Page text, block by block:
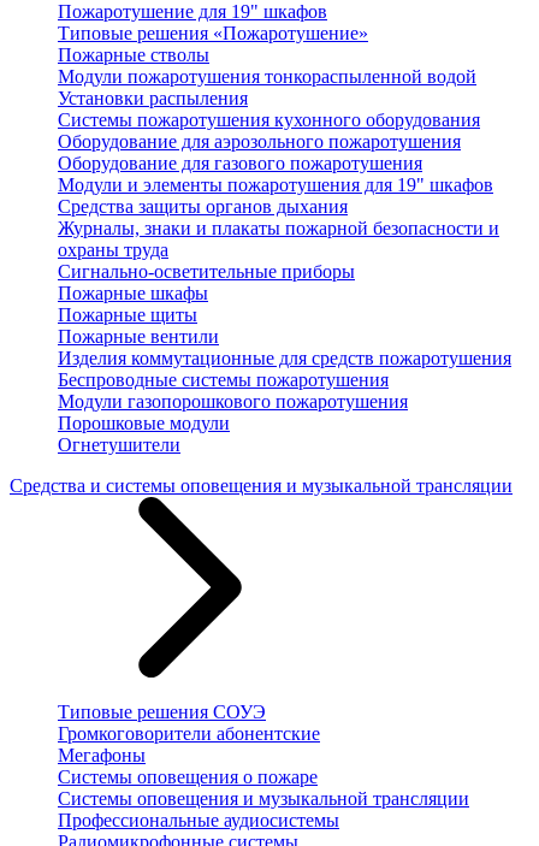
Пожаротушение для 19" шкафов
Типовые решения «Пожаротушение»
Пожарные стволы
Модули пожаротушения тонкораспыленной водой
Установки распыления
Системы пожаротушения кухонного оборудования
Оборудование для аэрозольного пожаротушения
Оборудование для газового пожаротушения
Модули и элементы пожаротушения для 19" шкафов
Средства защиты органов дыхания
Журналы, знаки и плакаты пожарной безопасности и
охраны труда
Сигнально-осветительные приборы
Пожарные шкафы
Пожарные щиты
Пожарные вентили
Изделия коммутационные для средств пожаротушения
Беспроводные системы пожаротушения
Модули газопорошкового пожаротушения
Порошковые модули
Огнетушители
Средства и системы оповещения и музыкальной трансляции
Типовые решения СОУЭ
Громкоговорители абонентские
Мегафоны
Системы оповещения о пожаре
Системы оповещения и музыкальной трансляции
Профессиональные аудиосистемы
Радиомикрофонные системы